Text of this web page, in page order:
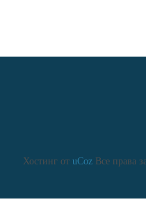
Хостинг от uCozВсе права